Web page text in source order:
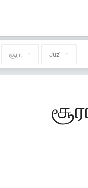
சூரா Juz'